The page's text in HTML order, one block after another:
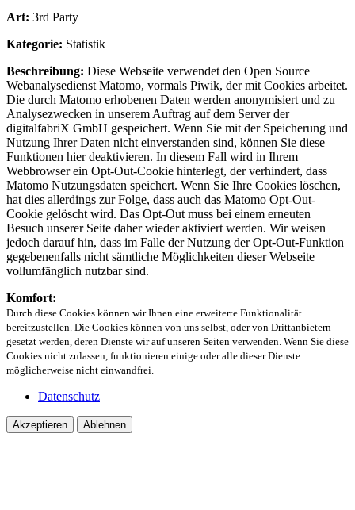
Art: 3rd Party
Kategorie: Statistik
Beschreibung: Diese Webseite verwendet den Open Source
Webanalysedienst Matomo, vormals Piwik, der mit Cookies arbeitet.
Die durch Matomo erhobenen Daten werden anonymisiert und zu
Analysezwecken in unserem Auftrag auf dem Server der
digitalfabriX GmbH gespeichert. Wenn Sie mit der Speicherung und
Nutzung Ihrer Daten nicht einverstanden sind, können Sie diese
Funktionen hier deaktivieren. In diesem Fall wird in Ihrem
Webbrowser ein Opt-Out-Cookie hinterlegt, der verhindert, dass
Matomo Nutzungsdaten speichert. Wenn Sie Ihre Cookies löschen,
hat dies allerdings zur Folge, dass auch das Matomo Opt-Out-
Cookie gelöscht wird. Das Opt-Out muss bei einem erneuten
Besuch unserer Seite daher wieder aktiviert werden. Wir weisen
jedoch darauf hin, dass im Falle der Nutzung der Opt-Out-Funktion
gegebenenfalls nicht sämtliche Möglichkeiten dieser Webseite
vollumfänglich nutzbar sind.
Komfort:
Durch diese Cookies können wir Ihnen eine erweiterte Funktionalität
bereitzustellen. Die Cookies können von uns selbst, oder von Drittanbietern
gesetzt werden, deren Dienste wir auf unseren Seiten verwenden. Wenn Sie diese
Cookies nicht zulassen, funktionieren einige oder alle dieser Dienste
möglicherweise nicht einwandfrei.
Datenschutz
Akzeptieren Ablehnen